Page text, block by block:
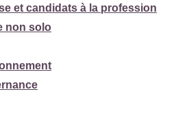
et candidats à la profession
non solo